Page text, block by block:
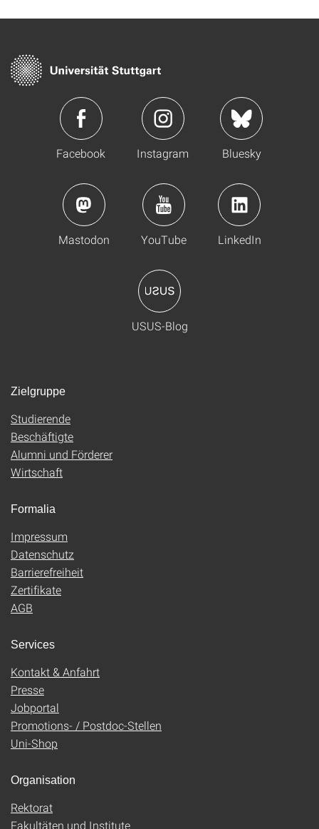
Facebook Instagram Bluesky
Mastodon YouTube LinkedIn
USUS-Blog
Zielgruppe
Studierende
Beschäftigte
Alumni und Förderer
Wirtschaft
Formalia
Impressum
Datenschutz
Barrierefreiheit
Zertifikate
AGB
Services
Kontakt & Anfahrt
Presse
Jobportal
Promotions- / Postdoc-Stellen
Uni-Shop
Organisation
Rektorat
Fakultäten und Institute